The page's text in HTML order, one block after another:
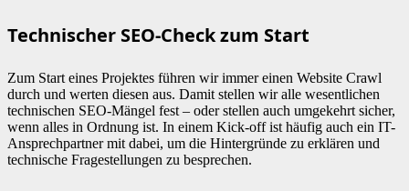
Technischer SEO-Check zum Start
Zum Start eines Projektes führen wir immer einen Website Crawl
durch und werten diesen aus. Damit stellen wir alle wesentlichen
technischen SEO-Mängel fest – oder stellen auch umgekehrt sicher,
wenn alles in Ordnung ist. In einem Kick-off ist häufig auch ein IT-
Ansprechpartner mit dabei, um die Hintergründe zu erklären und
technische Fragestellungen zu besprechen.